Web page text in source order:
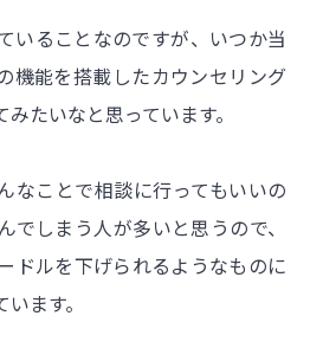
いることなのですが、いつか当
機能を搭載したカウンセリング
たいなと思っています。
なことで相談に行ってもいいの
でしまう人が多いと思うので、
ドルを下げられるようなものに
ます。